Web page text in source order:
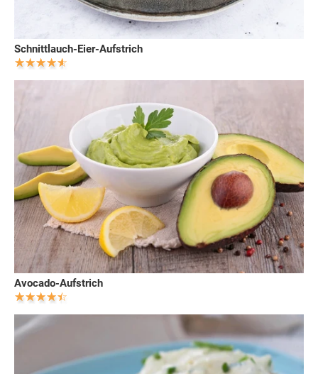
Schnittlauch-Eier-Aufstrich
Avocado-Aufstrich